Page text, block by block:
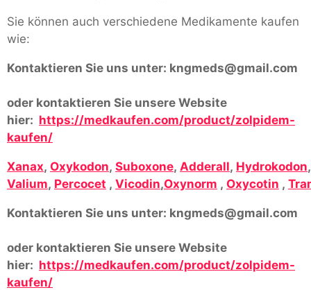
Sie können auch verschiedene Medikamente kaufen
wie:
Kontaktieren Sie uns unter: kngmeds@gmail.com
oder kontaktieren Sie unsere Website
hier: https://medkaufen.com/product/zolpidem-
kaufen/
Xanax, Oxykodon, Suboxone, Adderall, Hydrokodon
Valium, Percocet , Vicodin,Oxynorm , Oxycotin ,
Kontaktieren Sie uns unter: kngmeds@gmail.com
oder kontaktieren Sie unsere Website
hier: https://medkaufen.com/product/zolpidem-
kaufen/